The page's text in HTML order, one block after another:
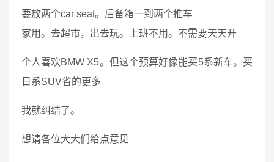
要放两个car seat。后备箱一到两个推车
家用。去超市，出去玩。上班不用。不需要天天开
个人喜欢BMW X5。但这个预算好像能买5系新车。买
日系SUV省的更多
我就纠结了。
想请各位大大们给点意见